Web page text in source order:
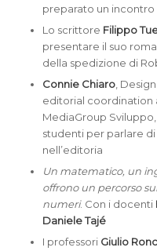
preparato un incontro
Lo scrittore Filippo
presentare il suo
della spedizione di
Connie Chiaro,
editorial coordination
MediaGroup
studenti per parlare
nell’editoria
Un matematico, un
offrono un percorso
numeri. Con i docenti
Daniele Tajé
I professori Giulio